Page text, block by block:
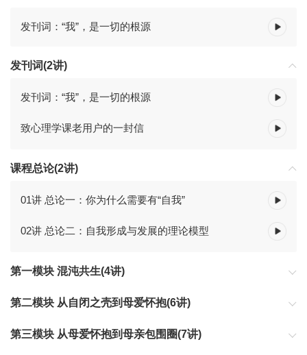
发刊词：“我”，是一切的根源
发刊词(2讲)
发刊词：“我”，是一切的根源
致心理学课老用户的一封信
课程总论(2讲)
01讲 总论一：你为什么需要有“自我”
02讲 总论二：自我形成与发展的理论模型
第一模块 混沌共生(4讲)
复杂混乱的关系锁住了个体，认清这些现象，是摆脱缠绕的开始。
第二模块 从自闭之壳到母爱怀抱(6讲)
对自我没有成形的人来说，最重要的就是孵化的环境。
第三模块 从母爱怀抱到母亲包围圈(7讲)